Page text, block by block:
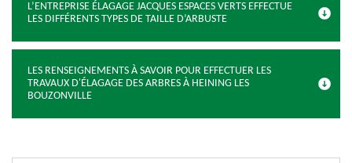
L’ENTREPRISE ÉLAGAGE JACQUES ESPACES VERTS EFFECTUE
LES DIFFÉRENTS TYPES DE TAILLE D’ARBUSTE
LES RENSEIGNEMENTS À SAVOIR POUR EFFECTUER LES
TRAVAUX D'ÉLAGAGE DES ARBRES À HEINING LES
BOUZONVILLE